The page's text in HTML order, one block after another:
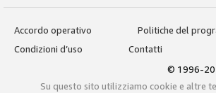
Accordo operativo
Politiche del
Condizioni d’uso
Contatti
© 1996-
Su questo sito utilizziamo cookie e altre